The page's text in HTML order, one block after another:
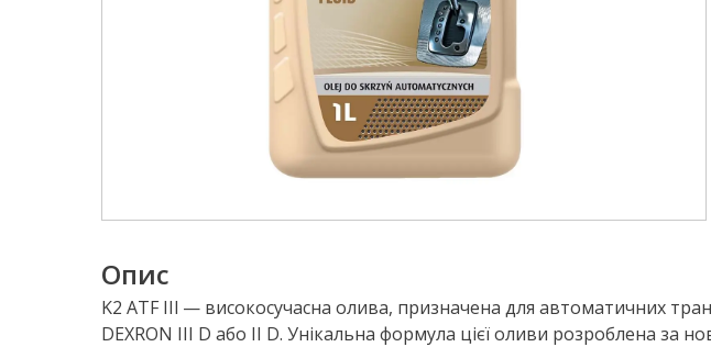
Опис
K2 ATF IIl — високосучасна олива, призначена для автоматичних
DEXRON III D або II D. Унікальна формула цієї оливи розроблена за